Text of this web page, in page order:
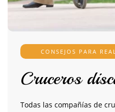
CONSEJOS PARA
Cruceros
Todas las compañías de